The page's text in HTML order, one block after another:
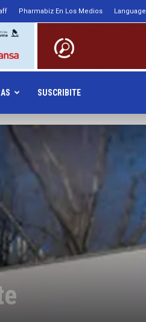
Pharmabiz En Los Medios Language
SUSCRIBITE